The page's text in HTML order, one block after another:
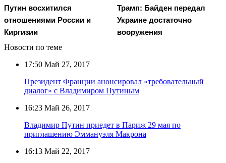
Путин восхитился
отношениями России и
Киргизии
Трамп: Байден передал
Украине достаточно
вооружения
Новости по теме
17:50 Май 27, 2017
Президент Франции анонсировал «требовательный
диалог» с Владимиром Путиным
16:23 Май 26, 2017
Владимир Путин приедет в Париж 29 мая по
приглашению Эммануэля Макрона
16:13 Май 22, 2017